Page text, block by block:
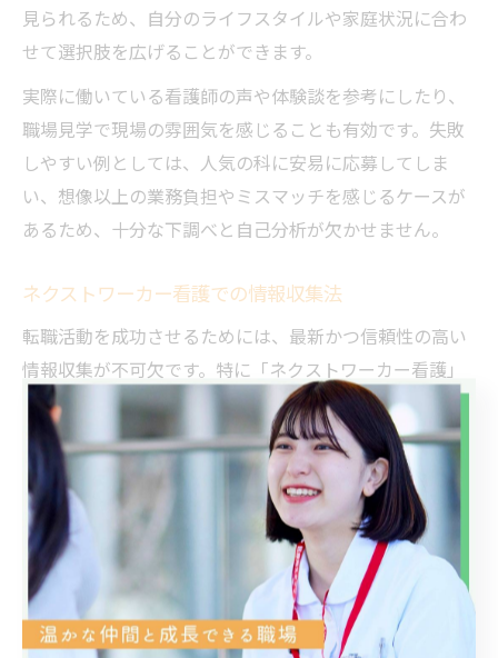
見られるため、自分のライフスタイルや家庭状況に合わ
せて選択肢を広げることができます。
実際に働いている看護師の声や体験談を参考にしたり、
職場見学で現場の雰囲気を感じることも有効です。失敗
しやすい例としては、人気の科に安易に応募してしま
い、想像以上の業務負担やミスマッチを感じるケースが
あるため、十分な下調べと自己分析が欠かせません。
ネクストワーカー看護での情報収集法
転職活動を成功させるためには、最新かつ信頼性の高い
情報収集が不可欠です。特に「ネクストワーカー看護」
などの転職支援サービスを活用することで、茨城県つく
ば市や東茨城郡大洗町の求人情報を効率よく集めること
ができます。
このようなサービスでは、非公開求人や専門コンサルタ
ントによる個別サポート、職場の内部事情に関する情報
などを得られる点が大きな魅力です。たとえば、給与相
場や夜勤の有無、残業時間、教育体制など、気になるポ
イントを具体的に質問し、自分の希望条件と照らし合わ